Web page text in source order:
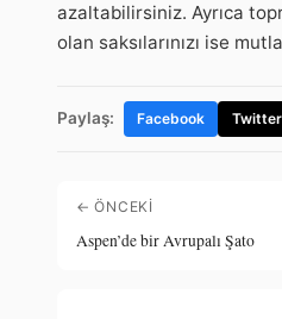
azaltabilirsiniz. Ayrıca
olan saksılarınızı ise
Paylaş: Facebook Twitter
← ÖNCEKI
Aspen’de bir Avrupalı Şato